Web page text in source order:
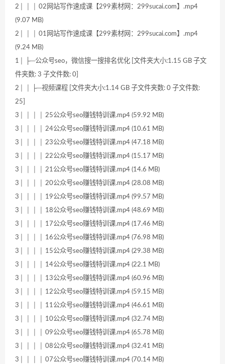
2│ │ │ 02网站写作速成课【299素材网：299sucai.com】.mp4
(9.07 MB)
2│ │ │ 01网站写作速成课【299素材网：299sucai.com】.mp4
(9.24 MB)
1│ ├─公众号seo，微信搜一搜排名优化 [文件夹大小:1.15 GB 子文
件夹数: 3 子文件数: 0]
2│ │ ├─视频课程 [文件夹大小:1.14 GB 子文件夹数: 0 子文件数:
25]
3│ │ │ │ 25公众号seo赚钱特训课.mp4 (59.92 MB)
3│ │ │ │ 24公众号seo赚钱特训课.mp4 (10.61 MB)
3│ │ │ │ 23公众号seo赚钱特训课.mp4 (47.18 MB)
3│ │ │ │ 22公众号seo赚钱特训课.mp4 (15.17 MB)
3│ │ │ │ 21公众号seo赚钱特训课.mp4 (14.6 MB)
3│ │ │ │ 20公众号seo赚钱特训课.mp4 (28.08 MB)
3│ │ │ │ 19公众号seo赚钱特训课.mp4 (99.57 MB)
3│ │ │ │ 18公众号seo赚钱特训课.mp4 (48.69 MB)
3│ │ │ │ 17公众号seo赚钱特训课.mp4 (17.46 MB)
3│ │ │ │ 16公众号seo赚钱特训课.mp4 (76.98 MB)
3│ │ │ │ 15公众号seo赚钱特训课.mp4 (29.38 MB)
3│ │ │ │ 14公众号seo赚钱特训课.mp4 (22.1 MB)
3│ │ │ │ 13公众号seo赚钱特训课.mp4 (60.96 MB)
3│ │ │ │ 12公众号seo赚钱特训课.mp4 (59.15 MB)
3│ │ │ │ 11公众号seo赚钱特训课.mp4 (46.61 MB)
3│ │ │ │ 10公众号seo赚钱特训课.mp4 (32.74 MB)
3│ │ │ │ 09公众号seo赚钱特训课.mp4 (65.78 MB)
3│ │ │ │ 08公众号seo赚钱特训课.mp4 (32.41 MB)
3│ │ │ │ 07公众号seo赚钱特训课.mp4 (70.14 MB)